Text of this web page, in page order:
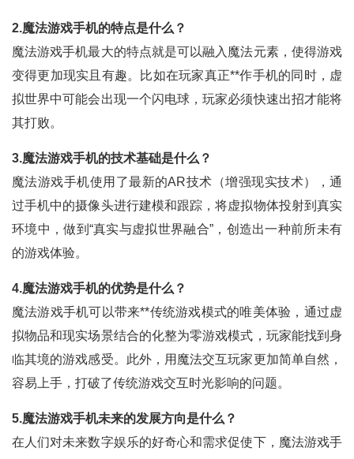
2.魔法游戏手机的特点是什么？
魔法游戏手机最大的特点就是可以融入魔法元素，使得游戏
变得更加现实且有趣。比如在玩家真正**作手机的同时，虚
拟世界中可能会出现一个闪电球，玩家必须快速出招才能将
其打败。
3.魔法游戏手机的技术基础是什么？
魔法游戏手机使用了最新的AR技术（增强现实技术），通
过手机中的摄像头进行建模和跟踪，将虚拟物体投射到真实
环境中，做到“真实与虚拟世界融合”，创造出一种前所未有
的游戏体验。
4.魔法游戏手机的优势是什么？
魔法游戏手机可以带来**传统游戏模式的唯美体验，通过虚
拟物品和现实场景结合的化整为零游戏模式，玩家能找到身
临其境的游戏感受。此外，用魔法交互玩家更加简单自然，
容易上手，打破了传统游戏交互时光影响的问题。
5.魔法游戏手机未来的发展方向是什么？
在人们对未来数字娱乐的好奇心和需求促使下，魔法游戏手